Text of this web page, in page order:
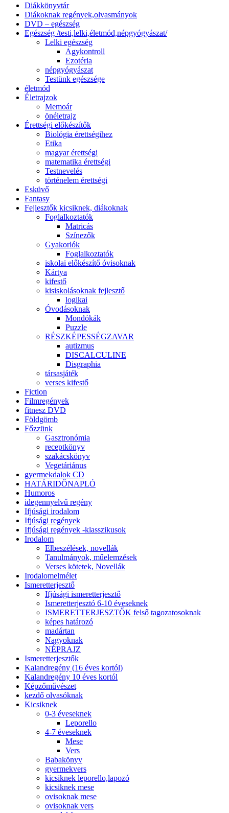
Diákkönyvtár
Diákoknak regények,olvasmányok
DVD – egészség
Egészség /testi,lelki,életmód,népgyógyászat/
Lelki egészség
Agykontroll
Ezotéria
népgyógyászat
Testünk egészsége
életmód
Életrajzok
Memoár
önéletrajz
Érettségi előkészítők
Biológia érettségihez
Etika
magyar érettségi
matematika érettségi
Testnevelés
történelem érettségi
Esküvő
Fantasy
Fejlesztők kicsiknek, diákoknak
Foglalkoztatók
Matricás
Színezők
Gyakorlók
Foglalkoztatók
iskolai előkészítő óvisoknak
Kártya
kifestő
kisiskolásoknak fejlesztő
logikai
Óvodásoknak
Mondókák
Puzzle
RÉSZKÉPESSÉGZAVAR
autizmus
DISCALCULINE
Disgraphia
társasjáték
verses kifestő
Fiction
Filmregények
fitnesz DVD
Földgömb
Főzzünk
Gasztronómia
receptkönyv
szakácskönyv
Vegetáriánus
gyermekdalok CD
HATÁRIDŐNAPLÓ
Humoros
idegennyelvű regény
Ifjúsági irodalom
Ifjúsági regények
Ifjúsági regények -klasszikusok
Irodalom
Elbeszélések, novellák
Tanulmányok, műelemzések
Verses kötetek, Novellák
Irodalomelmélet
Ismeretterjesztő
Ifjúsági ismeretterjesztő
Ismeretterjesztó 6-10 éveseknek
ISMERETTERJESZTŐK felső tagozatosoknak
képes határozó
madártan
Nagyoknak
NÉPRAJZ
Ismeretterjesztők
Kalandregény (16 éves kortól)
Kalandregény 10 éves kortól
Képzőművészet
kezdő olvasóknak
Kicsiknek
0-3 éveseknek
Leporello
4-7 éveseknek
Mese
Vers
Babakönyv
gyermekvers
kicsiknek leporello,lapozó
kicsiknek mese
ovisoknak mese
ovisoknak vers